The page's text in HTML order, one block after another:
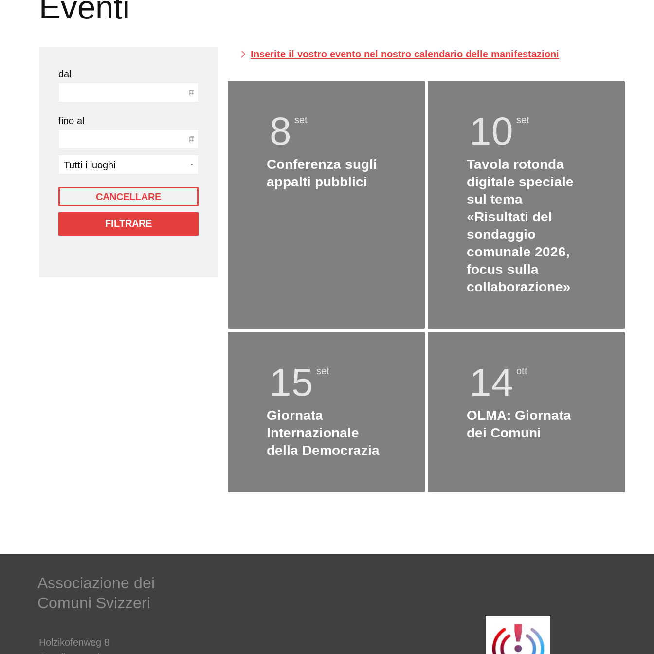
Eventi
dal
fino al
CANCELLARE
FILTRARE
Inserite il vostro evento nel nostro calendario delle manifestazioni
set
8
Conferenza sugli
appalti pubblici
set
10
Tavola rotonda
digitale speciale
sul tema
«Risultati del
sondaggio
comunale 2026,
focus sulla
collaborazione»
set
15
Giornata
Internazionale
della Democrazia
ott
14
OLMA: Giornata
dei Comuni
Associazione dei
Comuni Svizzeri
Holzikofenweg 8